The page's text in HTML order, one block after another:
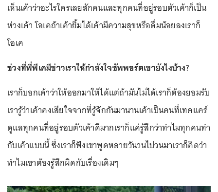
เห็นเค้าว่าอะไรใครเลยสักคนและทุกคนที่อยู่รอบตัวเค้าก็เป็น
ห่วงเค้า โอเคถ้าเค้ายิ้มได้เค้ามีความสุขหรือดื่มน้อยลงเราก็
โอเค
ช่วงที่พี่พีเคมีข่าวเราให้กำลังใจซัพพอร์ตเขายังไงบ้าง?
เราก็บอกเค้าว่าให้ออกมาให้ได้แต่ถ้ามันไม่ได้เราก็ต้องยอมรับ
เรารู้ว่าเค้าคงเสียใจจากที่รู้จักกันมานานเค้าเป็นคนที่เทคแคร์
ดูแลทุกคนที่อยู่รอบตัวเค้าดีมากเราก็แค่รู้สึกว่าทำไมทุกคนทำ
กับเค้าแบบนี้ ซึ่งเราก็ฟังเขาพูดหลายวันวนไปวนมาเราก็คิดว่า
ทำไมเขาต้องรู้สึกผิดกับเรื่องเดิมๆ